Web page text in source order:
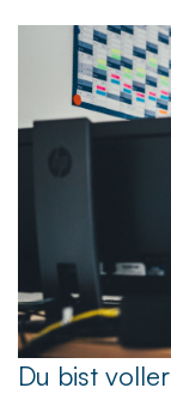
Du bist